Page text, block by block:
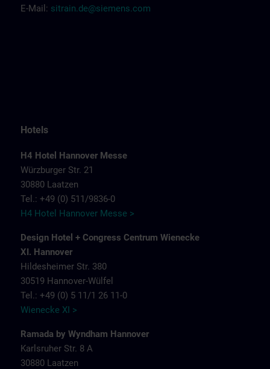
E-Mail: sitrain.de@siemens.com
Hotels
H4 Hotel Hannover Messe
Würzburger Str. 21
30880 Laatzen
Tel.: +49 (0) 511/9836-0
H4 Hotel Hannover Messe >
Design Hotel + Congress Centrum Wienecke
XI. Hannover
Hildesheimer Str. 380
30519 Hannover-Wülfel
Tel.: +49 (0) 5 11/1 26 11-0
Wienecke XI >
Ramada by Wyndham Hannover
Karlsruher Str. 8 A
30880 Laatzen